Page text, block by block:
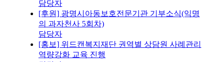
담당자
[후원] 광명시아동보호전문기관 기부소식(익명
의 과자천사 5회차)
담당자
[홍보] 위드캔복지재단 권역별 상담원 사례관리
역량강화 교육 진행